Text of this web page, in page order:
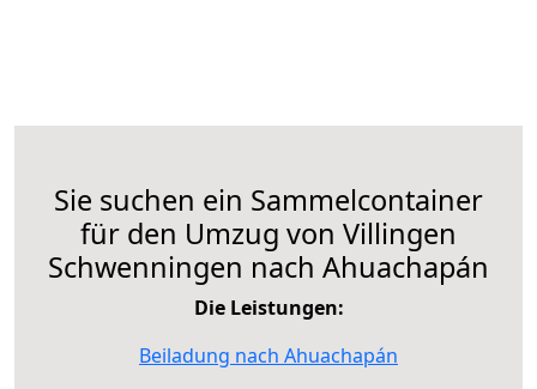
Sie suchen ein Sammelcontainer
für den Umzug von Villingen
Schwenningen nach Ahuachapán
Die Leistungen:
Beiladung nach Ahuachapán